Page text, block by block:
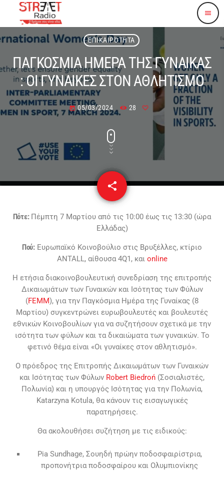
menu
ΕΠΙΚΑΙΡΌΤΗΤΑ
ΠΑΓΚΟΣΜΙΑ ΗΜΕΡΑ ΤΗΣ ΓΥΝΑΙΚΑΣ
: ΟΙ ΓΥΝΑΙΚΕΣ ΣΤΟΝ ΑΘΛΗΤΙΣΜΟ
today 05/03/2024 28
share
email
Πότε:Πέμπτη 7 Μαρτίου από τις 10:00 έως τις 13:30 (ώρα
Ελλάδας)
Πού:Ευρωπαϊκό Κοινοβούλιο στις Βρυξέλλες, κτίριο
ANTALL, αίθουσα 4Q1, και online
Η ετήσια διακοινοβουλευτική συνεδρίαση της επιτροπής
Δικαιωμάτων των Γυναικών και Ισότητας των Φύλων
(FEMM), για την Παγκόσμια Ημέρα της Γυναίκας (8
Μαρτίου) συγκεντρώνει ευρωβουλευτές και βουλευτές
εθνικών Κοινοβουλίων για να συζητήσουν σχετικά με την
ισότητα των φύλων και τα δικαιώματα των γυναικών. Το
φετινό θέμα είναι «Οι γυναίκες στον αθλητισμό».
Ο πρόεδρος της Επιτροπής Δικαιωμάτων των Γυναικών
και Ισότητας των Φύλων Robert Biedroń (Σοσιαλιστές,
Πολωνία) και η υπουργός Ισότητας για την Πολωνία,
Katarzyna Kotula, θα κάνουν τις εισαγωγικές
παρατηρήσεις.
Θα ακολουθήσει συζήτηση με τις ειδικούς:
Pia Sundhage, Σουηδή πρώην ποδοσφαιρίστρια,
προπονήτρια ποδοσφαίρου και Ολυμπιονίκης